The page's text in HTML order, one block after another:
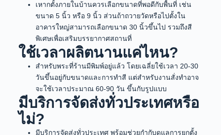
เหากตั้งภายในบ้านควรเลือกขนาดที่พอดีกับพื้นที่ เช่น
ขนาด 5 นิ้ว หรือ 9 นิ้ว ส่วนถ้าถวายวัดหรือไปตั้งใน
อาคารใหญ่สามารถเลือกขนาด 30 นิ้วขึ้นไป รวมถึงสี
พิเศษเพื่อเสริมบรรยากาศสถานที่
ใช้เวลาผลิตนานแค่ไหน?
สำหรับพระที่ร้านมีพิมพ์อยู่แล้ว โดยเฉลี่ยใช้เวลา 20-30
วันขึ้นอยู่กับขนาดและการทำสี แต่สำหรับงานสั่งทำอาจ
จะใช้เวลาประมาณ 60-90 วัน ขึ้นกับรูปแบบ
มีบริการจัดส่งทั่วประเทศหรือ
ไม่?
มีบริการจัดส่งทั่วประเทศ พร้อมช่วยกำกับดูแลการยกตั้ง